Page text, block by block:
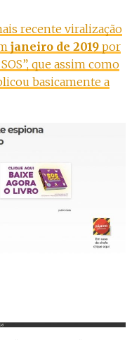
recente viralização
janeiro de 2019por
que assim como
basicamente a